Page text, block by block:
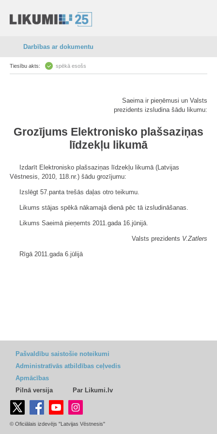
Darbības ar dokumentu
Tiesību akts: spēkā esošs
Saeima ir pieņēmusi un Valsts
prezidents izsludina šādu likumu:
Grozījums Elektronisko plašsaziņas
līdzekļu likumā
Izdarīt Elektronisko plašsaziņas līdzekļu likumā (Latvijas
Vēstnesis, 2010, 118.nr.) šādu grozījumu:
Izslēgt 57.panta trešās daļas otro teikumu.
Likums stājas spēkā nākamajā dienā pēc tā izsludināšanas.
Likums Saeimā pieņemts 2011.gada 16.jūnijā.
Valsts prezidents V.Zatlers
Rīgā 2011.gada 6.jūlijā
Pašvaldību saistošie noteikumi
Administratīvās atbildības ceļvedis
Apmācības
Pilnā versija
Par Likumi.lv
© Oficiālais izdevējs "Latvijas Vēstnesis"